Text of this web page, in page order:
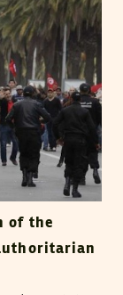
of the